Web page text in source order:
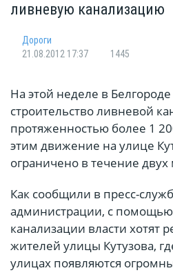
ливневую канализацию
Дороги
21.08.2012 17:37
1445
На этой неделе в
строительство ливневой
протяженностью более 1
этим движение на улице
ограничено в течение двух
Как сообщили в пресс-
администрации, с
канализации власти хотят
жителей улицы Кутузова,
улицах появляются